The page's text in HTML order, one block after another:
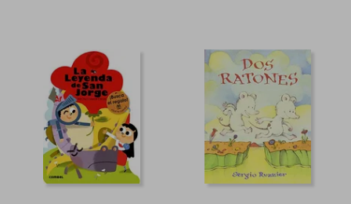
45%
dcto. $ 26.39
45%
dcto.